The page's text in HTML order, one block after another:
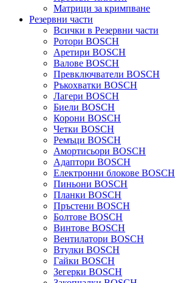
Матрици за кримпване
Резервни части
Всички в Резервни части
Ротори BOSCH
Аретири BOSCH
Валове BOSCH
Превключватели BOSCH
Ръкохватки BOSCH
Лагери BOSCH
Биели BOSCH
Корони BOSCH
Четки BOSCH
Ремъци BOSCH
Амортисьори BOSCH
Адаптори BOSCH
Електронни блокове BOSCH
Пиньони BOSCH
Планки BOSCH
Пръстени BOSCH
Болтове BOSCH
Винтове BOSCH
Вентилатори BOSCH
Втулки BOSCH
Гайки BOSCH
Зегерки BOSCH